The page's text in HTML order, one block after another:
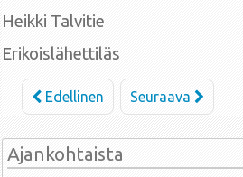
Heikki Talvitie
Erikoislähettiläs
Edellinen Seuraava
Ajankohtaista